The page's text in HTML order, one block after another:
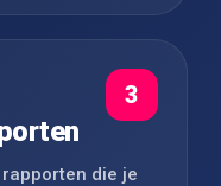
3
die je